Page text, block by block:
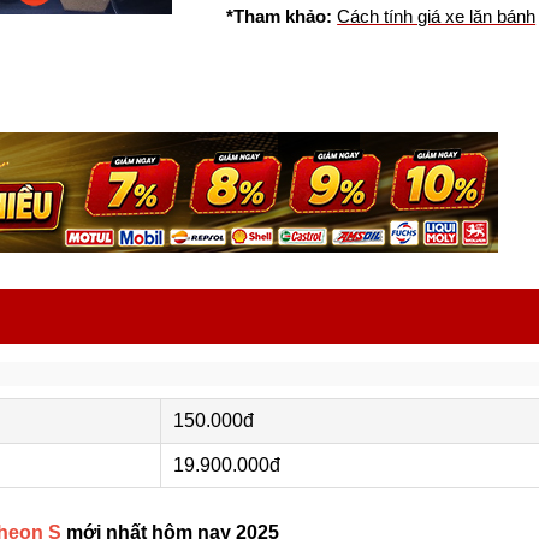
*Tham khảo: Cách tính giá xe lăn bánh
150.000đ
19.900.000đ
S mới nhất hôm nay 2025